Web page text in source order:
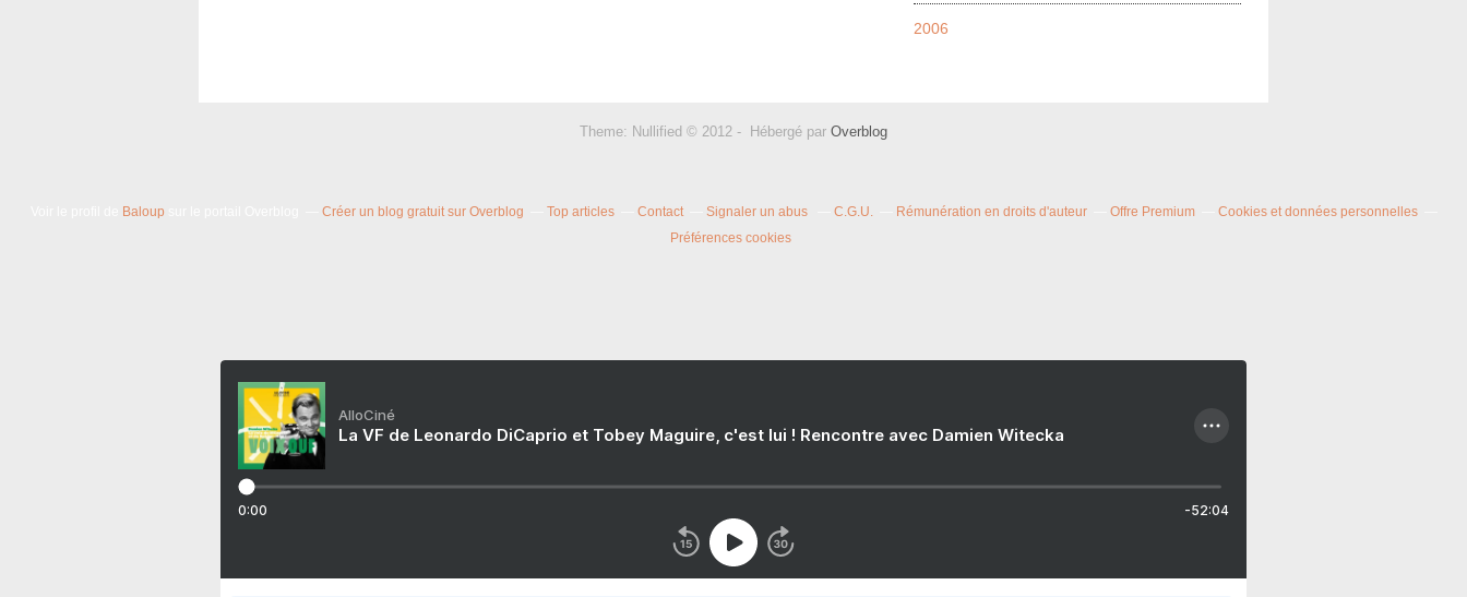
2006
Theme: Nullified © 2012 - Hébergé par Overblog
Baloup Créer un blog gratuit sur Overblog Top articles Contact Signaler un abus C.G.U. Rémunération en droits d'auteur Offre Premium
Cookies et données personnelles
Préférences cookies
AlloCiné
La VF de Leonardo DiCaprio et Tobey Maguire, c'est lui ! Rencontre avec Damien Witecka
0:00 -52:04